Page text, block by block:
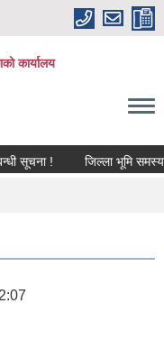
कार्यालय
सूचना ! जिल्ला भूमि